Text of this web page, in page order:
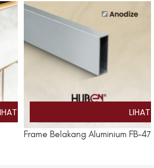
Frame Belakang Aluminium FB-47